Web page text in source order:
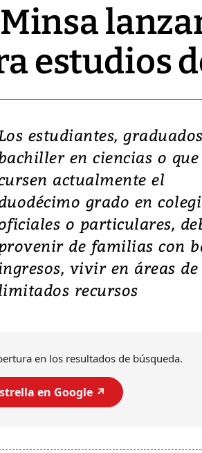
estudios
estudiantes,
en ciencias o que
actualmente el
grado en
o particulares,
de familias con
vivir en áreas de
recursos
en los resultados de búsqueda.
en Google ↗️
Video: Lula lanza su
candidatura con
promesas de
en defensa,
tierras raras
Entre recuerdos y escuetas
referencias hacia sus
presidente de Brasil, Luiz